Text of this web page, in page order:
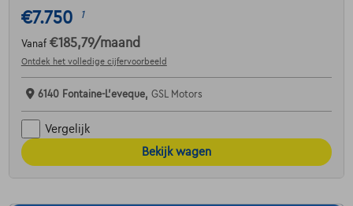
€7.750 1
Vanaf €185,79/maand
Ontdek het volledige cijfervoorbeeld
6140 Fontaine-L'eveque, GSL Motors
Vergelijk
Bekijk wagen